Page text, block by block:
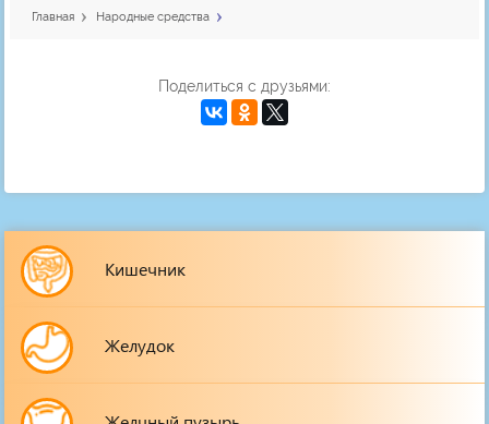
Главная Народные средства
Поделиться с друзьями:
Кишечник
Желудок